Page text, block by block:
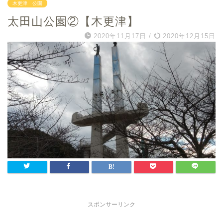
木更津 公園
太田山公園②【木更津】
2020年11月17日 / 2020年12月15日
スポンサーリンク